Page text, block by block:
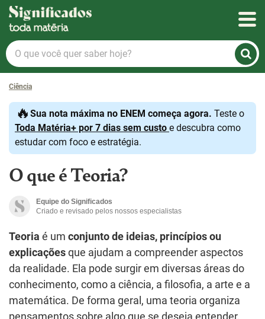
Significados
O
que
você
quer
saber
hoje?
Ciência
🔥Sua nota máxima no ENEM começa agora. Teste o
Toda Matéria+ por 7 dias sem custo e descubra como
estudar com foco e estratégia.
O que é Teoria?
Equipe do Significados
Criado e revisado pelos nossos especialistas
Teoria é um conjunto de ideias, princípios ou
explicações que ajudam a compreender aspectos
da realidade. Ela pode surgir em diversas áreas do
conhecimento, como a ciência, a filosofia, a arte e a
matemática. De forma geral, uma teoria organiza
pensamentos sobre algo que se deseja entender,